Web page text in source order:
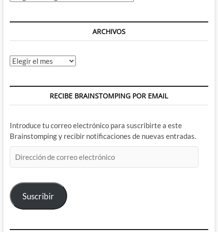
ARCHIVOS
Archivos
RECIBE BRAINSTOMPING POR EMAIL
Introduce tu correo electrónico para suscribirte a este
Brainstomping y recibir notificaciones de nuevas entradas.
de
electrónico
Suscribir